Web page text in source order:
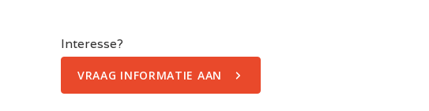
Interesse?
VRAAG INFORMATIE AAN